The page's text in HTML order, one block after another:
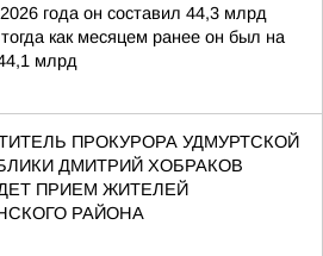
2026 года он составил 44,3 млрд
как месяцем ранее он был на
млрд
ПРОКУРОРА УДМУРТСКОЙ
ДМИТРИЙ ХОБРАКОВ
ПРИЕМ ЖИТЕЛЕЙ
РАЙОНА